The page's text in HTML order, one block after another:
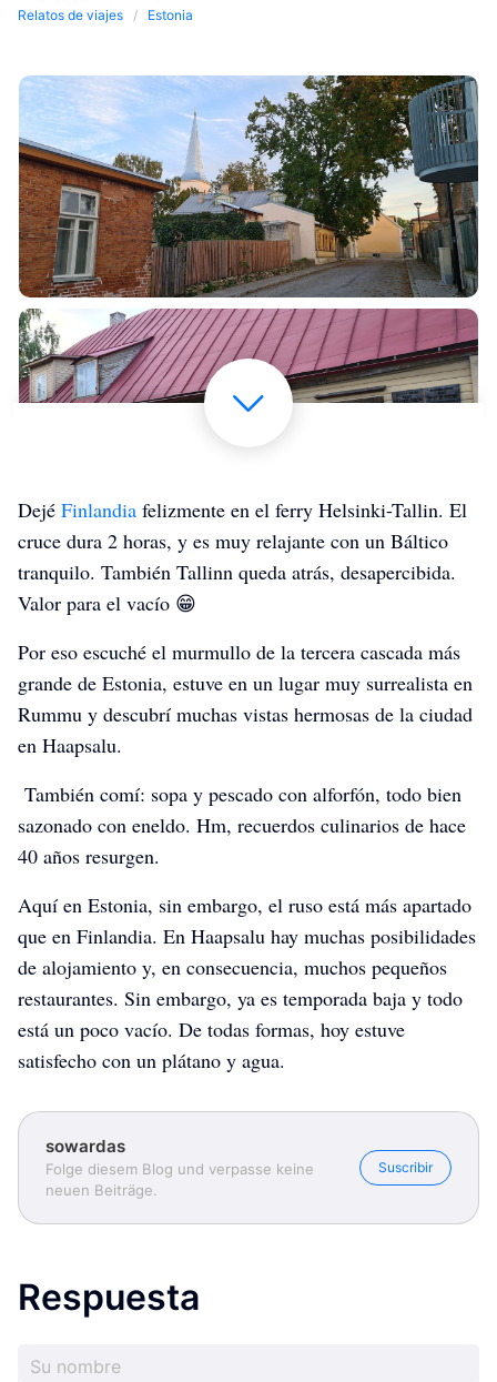
Relatos de viajes Estonia
Dejé Finlandia felizmente en el ferry Helsinki-Tallin. El
cruce dura 2 horas, y es muy relajante con un Báltico
tranquilo. También Tallinn queda atrás, desapercibida.
Valor para el vacío 😁
Por eso escuché el murmullo de la tercera cascada más
grande de Estonia, estuve en un lugar muy surrealista en
Rummu y descubrí muchas vistas hermosas de la ciudad
en Haapsalu.
También comí: sopa y pescado con alforfón, todo bien
sazonado con eneldo. Hm, recuerdos culinarios de hace
40 años resurgen.
Aquí en Estonia, sin embargo, el ruso está más apartado
que en Finlandia. En Haapsalu hay muchas posibilidades
de alojamiento y, en consecuencia, muchos pequeños
restaurantes. Sin embargo, ya es temporada baja y todo
está un poco vacío. De todas formas, hoy estuve
satisfecho con un plátano y agua.
sowardas
Folge diesem Blog und verpasse keine
neuen Beiträge.
Suscribir
Respuesta